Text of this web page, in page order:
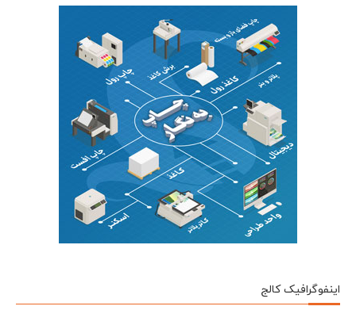
اینفوگرافیک کالج